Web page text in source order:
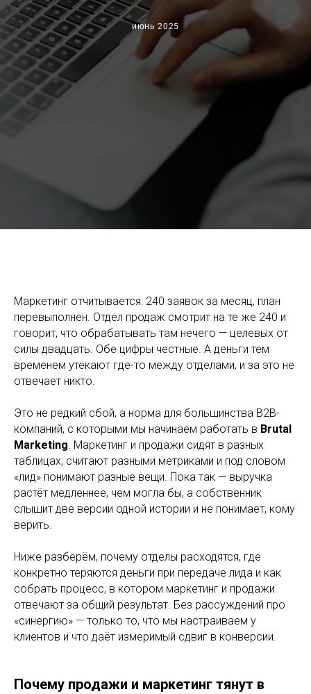
июнь 2025
Маркетинг отчитывается: 240 заявок за месяц, план
перевыполнен. Отдел продаж смотрит на те же 240 и
говорит, что обрабатывать там нечего — целевых от
силы двадцать. Обе цифры честные. А деньги тем
временем утекают где-то между отделами, и за это не
отвечает никто.
Это не редкий сбой, а норма для большинства B2B-
компаний, с которыми мы начинаем работать в Brutal
Marketing. Маркетинг и продажи сидят в разных
таблицах, считают разными метриками и под словом
«лид» понимают разные вещи. Пока так — выручка
растёт медленнее, чем могла бы, а собственник
слышит две версии одной истории и не понимает, кому
верить.
Ниже разберём, почему отделы расходятся, где
конкретно теряются деньги при передаче лида и как
собрать процесс, в котором маркетинг и продажи
отвечают за общий результат. Без рассуждений про
«синергию» — только то, что мы настраиваем у
клиентов и что даёт измеримый сдвиг в конверсии.
Почему продажи и маркетинг тянут в